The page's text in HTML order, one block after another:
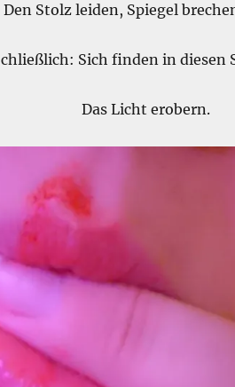
Den Stolz leiden, Spiegel
Sich finden in diesen
Das Licht erobern.